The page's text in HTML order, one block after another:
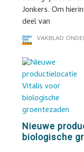
Jonkers. Om
deel van
VAKBLAD
Nieuwe
biologische